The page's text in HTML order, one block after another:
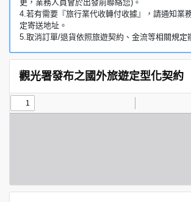
更，業務人員會於出發前聯絡您)。
4.若有需要『旅行業代收轉付收據』，請通知業
定寄送地址。
5.取消訂單/退貨依照旅遊契約、金流等相關規定
觀光署發布之國外旅遊定型化契約